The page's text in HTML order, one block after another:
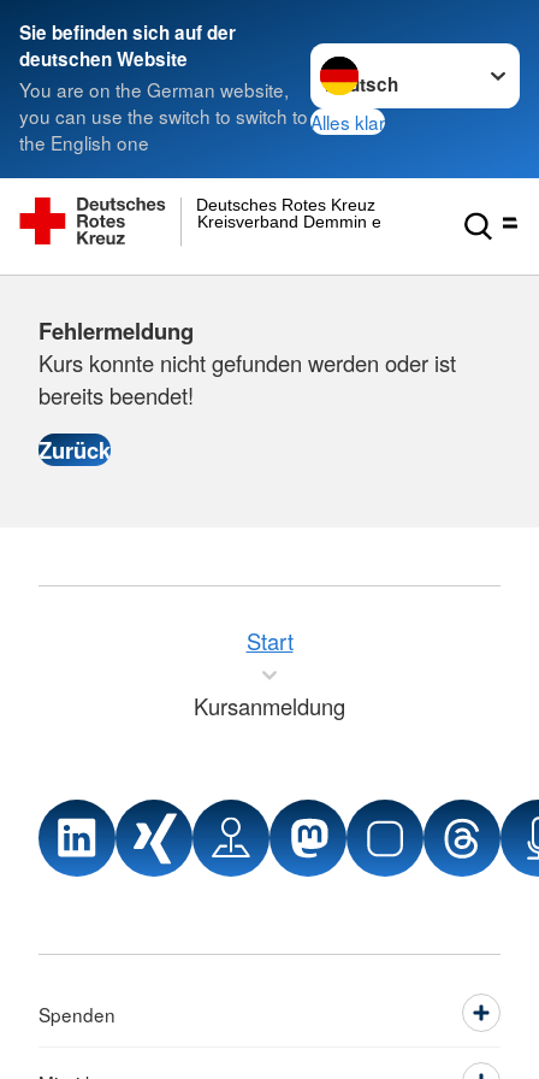
Sie befinden sich auf der
deutschen Website
You are on the German website,
you can use the switch to switch to
the English one
Sprache wechseln zu
Alles klar
Kreisverband Demmin e.V.
Deutsches Rotes Kreuz
Fehlermeldung
Kurs konnte nicht gefunden werden oder ist
bereits beendet!
Start
Kursanmeldung
Spenden